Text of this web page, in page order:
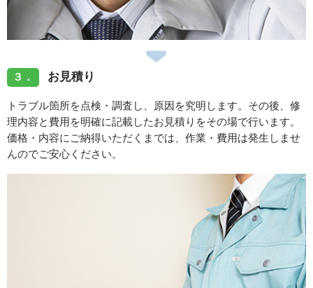
３． お見積り
トラブル箇所を点検・調査し、原因を究明します。その後、修
理内容と費用を明確に記載したお見積りをその場で行います。
価格・内容にご納得いただくまでは、作業・費用は発生しませ
んのでご安心ください。